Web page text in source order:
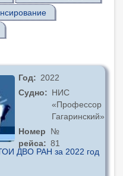
ДВО РАН за 2022 год
Год
2022
Судно
НИС
«Профессор
Гагаринский»
Номер
рейса
№
81